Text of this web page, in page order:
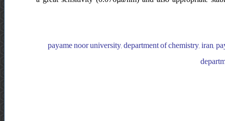
payame noor university, department of chemistry, iran,